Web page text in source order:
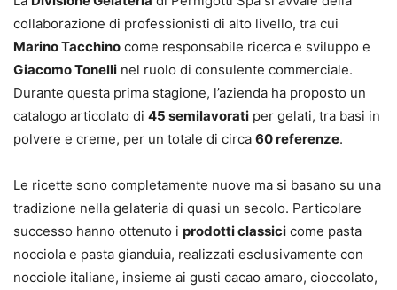
collaborazione di professionisti di alto livello, tra cui
Marino Tacchino come responsabile ricerca e sviluppo e
Giacomo Tonelli nel ruolo di consulente commerciale.
Durante questa prima stagione, l’azienda ha proposto un
catalogo articolato di 45 semilavorati per gelati, tra basi in
polvere e creme, per un totale di circa 60 referenze.
Le ricette sono completamente nuove ma si basano su una
tradizione nella gelateria di quasi un secolo. Particolare
successo hanno ottenuto i prodotti classici come pasta
nocciola e pasta gianduia, realizzati esclusivamente con
nocciole italiane, insieme ai gusti cacao amaro, cioccolato,